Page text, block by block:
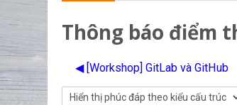
Thông báo điểm
◀︎ [Workshop] GitLab và GitHub